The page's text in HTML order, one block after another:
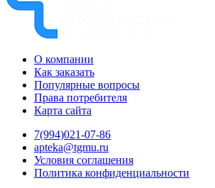
О компании
Как заказать
Популярные вопросы
Права потребителя
Карта сайта
7(994)021-07-86
apteka@tgmu.ru
Условия соглашения
Политика конфиденциальности